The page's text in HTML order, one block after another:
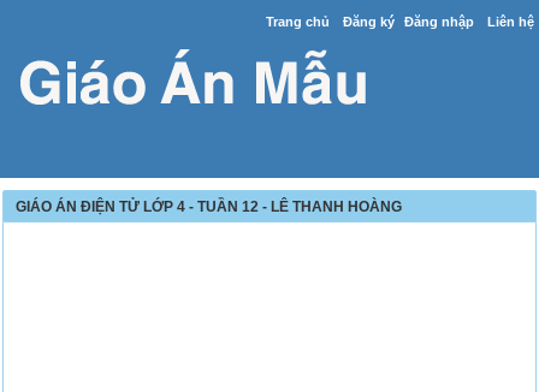
Trang chủ Đăng ký Đăng nhập Liên hệ
GIÁO ÁN ĐIỆN TỬ LỚP 4 - TUẦN 12 - LÊ THANH HOÀNG